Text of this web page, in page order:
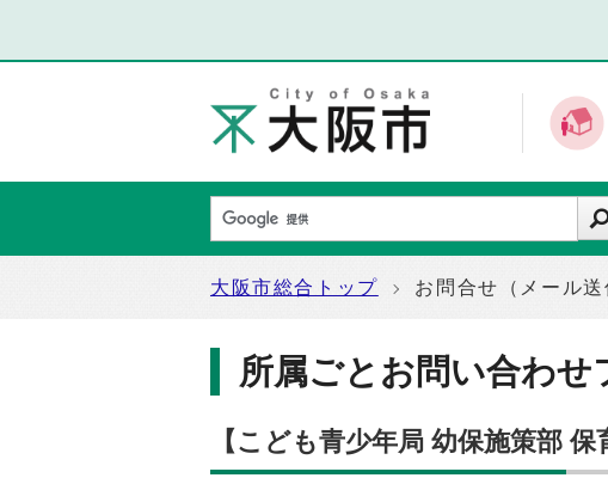
大阪市総合トップ お問合せ（メール送
所属ごとお問い合わせ
【こども青少年局 幼保施策部